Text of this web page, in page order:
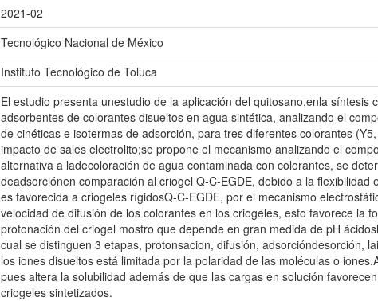
2021-02
Tecnológico Nacional de México
Instituto Tecnológico de Toluca
El estudio presenta unestudio de la aplicación del quitosano,enla síntesis
adsorbentes de colorantes disueltos en agua sintética, analizando el
de cinéticas e isotermas de adsorción, para tres diferentes colorantes
impacto de sales electrolito;se propone el mecanismo analizando el
alternativa a ladecoloración de agua contaminada con colorantes, se
deadsorciónen comparación al criogel Q-C-EGDE, debido a la
es favorecida a criogeles rígidosQ-C-EGDE, por el mecanismo
velocidad de difusión de los colorantes en los criogeles, esto favorece la
protonación del criogel mostro que depende en gran medida de pH
cual se distinguen 3 etapas, protonsacion, difusión, adsorcióndesorción,
los iones disueltos está limitada por la polaridad de las moléculas o
pues altera la solubilidad además de que las cargas en solución
criogeles sintetizados.